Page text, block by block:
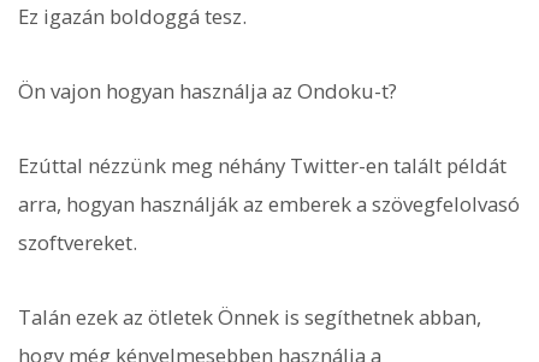
Ez igazán boldoggá tesz.
Ön vajon hogyan használja az Ondoku-t?
Ezúttal nézzünk meg néhány Twitter-en talált példát
arra, hogyan használják az emberek a szövegfelolvasó
szoftvereket.
Talán ezek az ötletek Önnek is segíthetnek abban,
hogy még kényelmesebben használja a